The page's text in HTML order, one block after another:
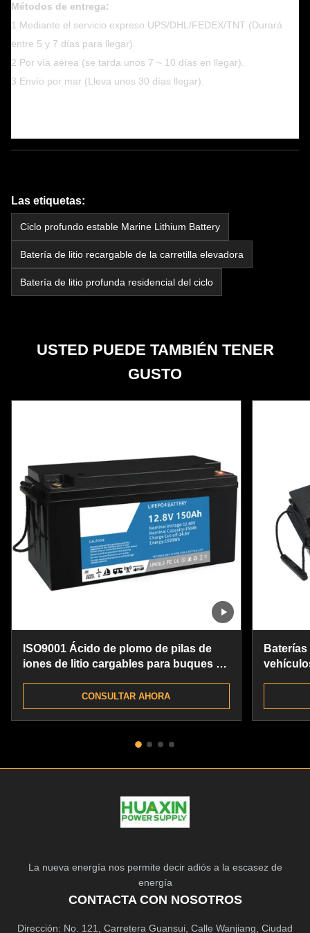
Métodos de entrega:
1 Mediante el servicio expreso UPS/DHL/FEDEX/TNT (Durará
entre 5 y 7 días para llegar).
2 Por vía aérea (se tarda unos 7 ~ 10 días en llegar).
3 Envío por mar (Lleva unos 30 días llegar).
Las etiquetas:
Ciclo profundo estable Marine Lithium Battery
Batería de litio recargable de la carretilla elevadora
Batería de litio profunda residencial del ciclo
USTED PUEDE TAMBIÉN TENER
GUSTO
ISO9001 Ácido de plomo de pilas de
iones de litio cargables para buques de
CONSULTAR AHORA
La nueva energía nos permite decir adiós a la escasez de
energía
CONTACTA CON NOSOTROS
Dirección: No. 121, Carretera Guansui, Calle Wanjiang, Ciudad